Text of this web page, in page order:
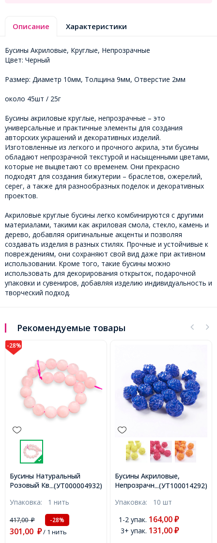
Описание Характеристики
Бусины Акриловые, Круглые, Непрозрачные
Цвет: Черный
Размер: Диаметр 10мм, Толщина 9мм, Отверстие 2мм
около 45шт / 25г
Бусины акриловые круглые, непрозрачные – это
универсальные и практичные элементы для создания
авторских украшений и декоративных изделий.
Изготовленные из легкого и прочного акрила, эти бусины
обладают непрозрачной текстурой и насыщенными цветами,
которые не выцветают со временем. Они прекрасно
подходят для создания бижутерии – браслетов, ожерелий,
серег, а также для разнообразных поделок и декоративных
проектов.
Акриловые круглые бусины легко комбинируются с другими
материалами, такими как акриловая смола, стекло, камень и
дерево, добавляя оригинальные акценты и позволяя
создавать изделия в разных стилях. Прочные и устойчивые к
повреждениям, они сохраняют свой вид даже при активном
использовании. Кроме того, такие бусины можно
использовать для декорирования открыток, подарочной
упаковки и сувениров, добавляя изделию индивидуальность и
творческий подход.
Рекомендуемые товары
...(УТ100014292)
Бусины Акриловые,
Непрозрачные, Цветок,
Размер: 24x24x20мм,
Отверстие: 2мм,
(УТ100014292)
Упаковка: 10 шт
1-2 упак.
164,00
3+ упак. 131,00
...(УТ100026297)
Натуральный Розовый
Кварц, Луна, Размер:
отверстия, (УТ100026297)
Упаковка: 1 шт
436,00₽ -28%
314,00 ₽/ 1 шт